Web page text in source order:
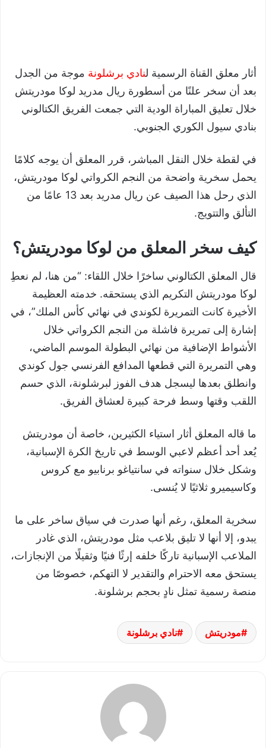
أثار معلق القناة الرسمية لنادي برشلونة موجة من الجدل
بعد أن سخر علنًا من أسطورة ريال مدريد لوكا مودريتش
خلال تعليق المباراة الودية التي جمعت الفريق الكتالوني
بنادي سيول الكوري الجنوبي.
في لقطة خلال النقل المباشر، قرر المعلق أن يوجه كلامًا
يحمل سخرية واضحة من النجم الكرواتي لوكا مودريتش،
الذي رحل هذا الصيف عن ريال مدريد بعد 13 عامًا من
التألق والتتويج.
كيف سخر المعلق من لوكا مودريتش؟
قال المعلق الكتالوني ساخرًا خلال اللقاء: “من هنا، لم نعطِ
لوكا مودريتش التكريم الذي يستحقه. خدمته العظيمة
الأخيرة كانت التمريرة لكوندي في نهائي كأس الملك”، في
إشارة إلى تمريرة فاشلة من النجم الكرواتي خلال
الأشواط الإضافية من نهائي البطولة الموسم الماضي،
وهي التمريرة التي قطعها المدافع الفرنسي جول كوندي
وانطلق بعدها ليسجل هدف الفوز لبرشلونة، الذي حسم
اللقب وقتها وسط فرحة كبيرة لعشاق الفريق.
ما قاله المعلق أثار استياء الكثيرين، خاصة أن مودريتش
يُعد أحد أعظم لاعبي الوسط في تاريخ الكرة الإسبانية،
وشكل خلال سنواته في سانتياغو برنابيو مع كروس
وكاسيميرو ثلاثيًا لا يُنسى.
سخرية المعلق، رغم أنها صدرت في سياق ساخر على ما
يبدو، إلا أنها لا تليق بلاعب مثل مودريتش، الذي غادر
الملاعب الإسبانية تاركًا خلفه إرثًا فنيًا وثقيلًا من الإنجازات،
يستحق معه الاحترام والتقدير لا التهكم، خصوصًا من
منصة رسمية تمثل نادٍ بحجم برشلونة.
مودريتش نادي برشلونة